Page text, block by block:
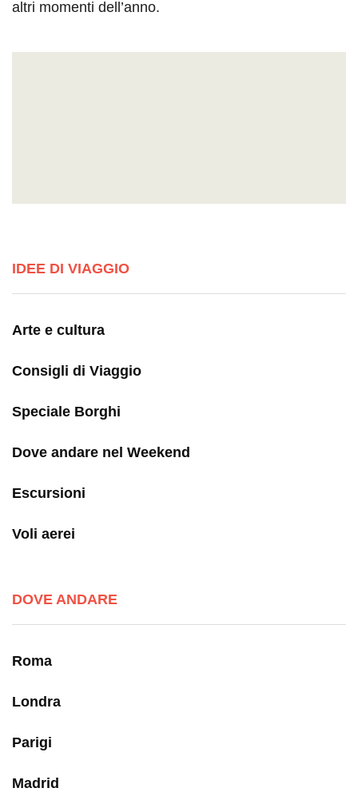
altri momenti dell’anno.
IDEE DI VIAGGIO
Arte e cultura
Consigli di Viaggio
Speciale Borghi
Dove andare nel Weekend
Escursioni
Voli aerei
DOVE ANDARE
Roma
Londra
Parigi
Madrid